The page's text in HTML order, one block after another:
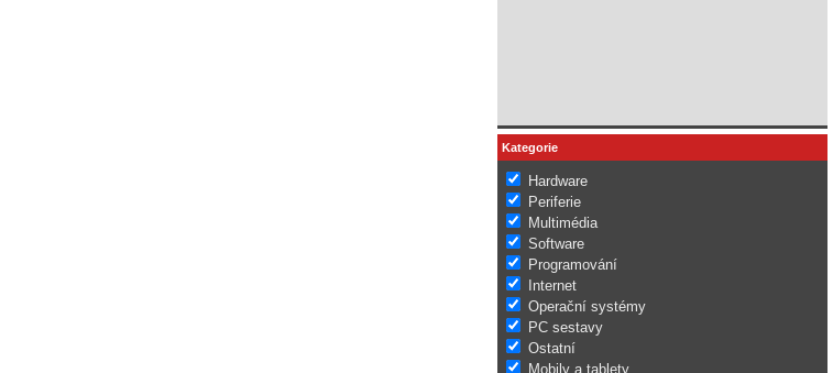
Kategorie
Hardware
Periferie
Multimédia
Software
Programování
Internet
Operační systémy
PC sestavy
Ostatní
Mobily a tablety